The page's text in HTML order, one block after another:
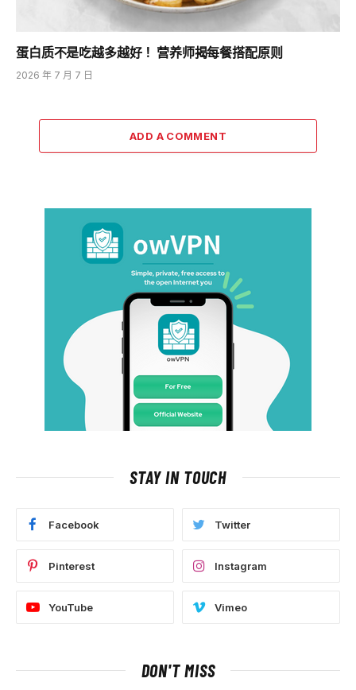
蛋白质不是吃越多越好！ 营养师揭每餐搭配原则
2026 年 7 月 7 日
ADD A COMMENT
STAY IN TOUCH
Facebook Twitter
Pinterest Instagram
YouTube Vimeo
DON'T MISS